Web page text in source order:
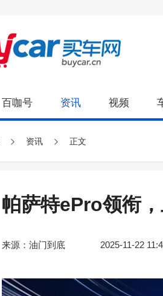
百咖号 资讯 视频
资讯 正文
帕萨特ePro领衔
来源：油门到底 2025-11-22